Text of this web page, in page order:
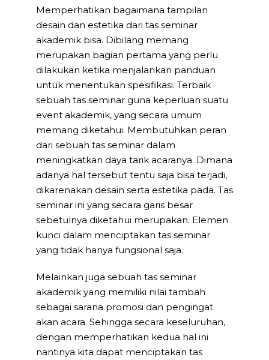
Memperhatikan bagaimana tampilan
desain dan estetika dari tas seminar
akademik bisa. Dibilang memang
merupakan bagian pertama yang perlu
dilakukan ketika menjalankan panduan
untuk menentukan spesifikasi. Terbaik
sebuah tas seminar guna keperluan suatu
event akademik, yang secara umum
memang diketahui. Membutuhkan peran
dari sebuah tas seminar dalam
meningkatkan daya tarik acaranya. Dimana
adanya hal tersebut tentu saja bisa terjadi,
dikarenakan desain serta estetika pada. Tas
seminar ini yang secara garis besar
sebetulnya diketahui merupakan. Elemen
kunci dalam menciptakan tas seminar
yang tidak hanya fungsional saja.
Melainkan juga sebuah tas seminar
akademik yang memiliki nilai tambah
sebagai sarana promosi dan pengingat
akan acara. Sehingga secara keseluruhan,
dengan memperhatikan kedua hal ini
nantinya kita dapat menciptakan tas